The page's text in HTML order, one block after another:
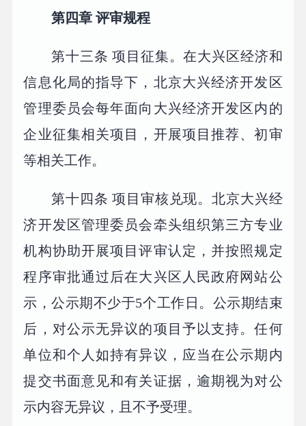
第四章 评审规程
第十三条 项目征集。在大兴区经济和
信息化局的指导下，北京大兴经济开发区
管理委员会每年面向大兴经济开发区内的
企业征集相关项目，开展项目推荐、初审
等相关工作。
第十四条 项目审核兑现。北京大兴经
济开发区管理委员会牵头组织第三方专业
机构协助开展项目评审认定，并按照规定
程序审批通过后在大兴区人民政府网站公
示，公示期不少于5个工作日。公示期结束
后，对公示无异议的项目予以支持。任何
单位和个人如持有异议，应当在公示期内
提交书面意见和有关证据，逾期视为对公
示内容无异议，且不予受理。